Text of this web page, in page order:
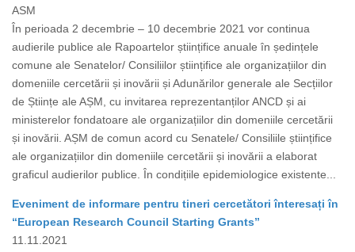
ASM
În perioada 2 decembrie – 10 decembrie 2021 vor continua
audierile publice ale Rapoartelor științifice anuale în ședințele
comune ale Senatelor/ Consiliilor științifice ale organizațiilor din
domeniile cercetării și inovării și Adunărilor generale ale Secțiilor
de Științe ale AȘM, cu invitarea reprezentanților ANCD și ai
ministerelor fondatoare ale organizațiilor din domeniile cercetării
și inovării. AȘM de comun acord cu Senatele/ Consiliile științifice
ale organizațiilor din domeniile cercetării și inovării a elaborat
graficul audierilor publice. În condițiile epidemiologice existente...
Eveniment de informare pentru tineri cercetători înteresați în
“European Research Council Starting Grants”
11.11.2021